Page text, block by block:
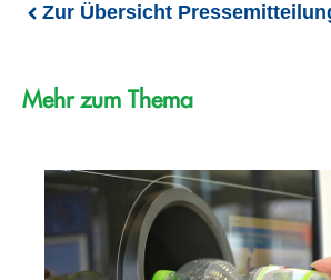
Zur Übersicht
Mehr zum Thema